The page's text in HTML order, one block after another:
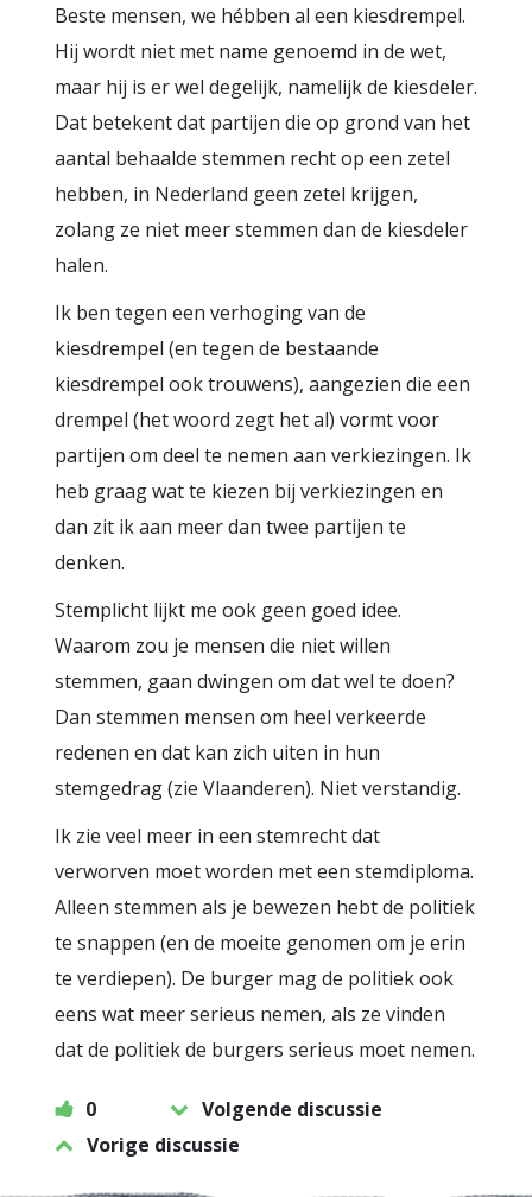
Beste mensen, we hébben al een kiesdrempel.
Hij wordt niet met name genoemd in de wet,
maar hij is er wel degelijk, namelijk de kiesdeler.
Dat betekent dat partijen die op grond van het
aantal behaalde stemmen recht op een zetel
hebben, in Nederland geen zetel krijgen,
zolang ze niet meer stemmen dan de kiesdeler
halen.
Ik ben tegen een verhoging van de
kiesdrempel (en tegen de bestaande
kiesdrempel ook trouwens), aangezien die een
drempel (het woord zegt het al) vormt voor
partijen om deel te nemen aan verkiezingen. Ik
heb graag wat te kiezen bij verkiezingen en
dan zit ik aan meer dan twee partijen te
denken.
Stemplicht lijkt me ook geen goed idee.
Waarom zou je mensen die niet willen
stemmen, gaan dwingen om dat wel te doen?
Dan stemmen mensen om heel verkeerde
redenen en dat kan zich uiten in hun
stemgedrag (zie Vlaanderen). Niet verstandig.
Ik zie veel meer in een stemrecht dat
verworven moet worden met een stemdiploma.
Alleen stemmen als je bewezen hebt de politiek
te snappen (en de moeite genomen om je erin
te verdiepen). De burger mag de politiek ook
eens wat meer serieus nemen, als ze vinden
dat de politiek de burgers serieus moet nemen.
0
Volgende discussie
Vorige discussie